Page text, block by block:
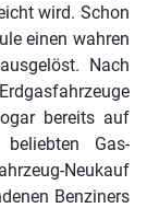
wird. Schon
einen wahren
ausgelöst. Nach
bereits auf
Gas-
Neukauf
Benziners